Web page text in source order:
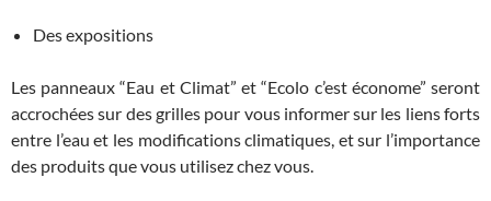
Des expositions
Les panneaux “Eau et Climat” et “Ecolo c’est économe” seront
accrochées sur des grilles pour vous informer sur les liens forts
entre l’eau et les modifications climatiques, et sur l’importance
des produits que vous utilisez chez vous.